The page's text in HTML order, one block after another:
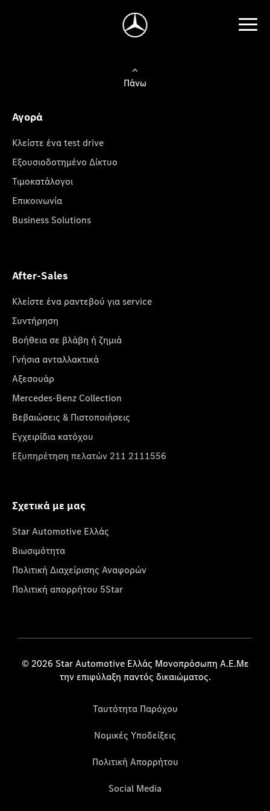
Πάνω
Αγορά
Κλείστε ένα test drive
Εξουσιοδοτημένο Δίκτυο
Τιμοκατάλογοι
Επικοινωνία
Business Solutions
After-Sales
Κλείστε ένα ραντεβού για service
Συντήρηση
Βοήθεια σε βλάβη ή ζημιά
Γνήσια ανταλλακτικά
Αξεσουάρ
Mercedes-Benz Collection
Βεβαιώσεις & Πιστοποιήσεις
Εγχειρίδια κατόχου
Εξυπηρέτηση πελατών 211 2111556
Σχετικά με μας
Star Automotive Ελλάς
Βιωσιμότητα
Πολιτική Διαχείρισης Αναφορών
Πολιτική απορρήτου 5Star
© 2026 Star Automotive Ελλάς Μονοπρόσωπη Α.Ε.Με
την επιφύλαξη παντός δικαιώματος.
Ταυτότητα Παρόχου
Νομικές Υποδείξεις
Πολιτική Απορρήτου
Social Media